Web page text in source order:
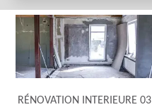
RÉNOVATION INTERIEURE 03